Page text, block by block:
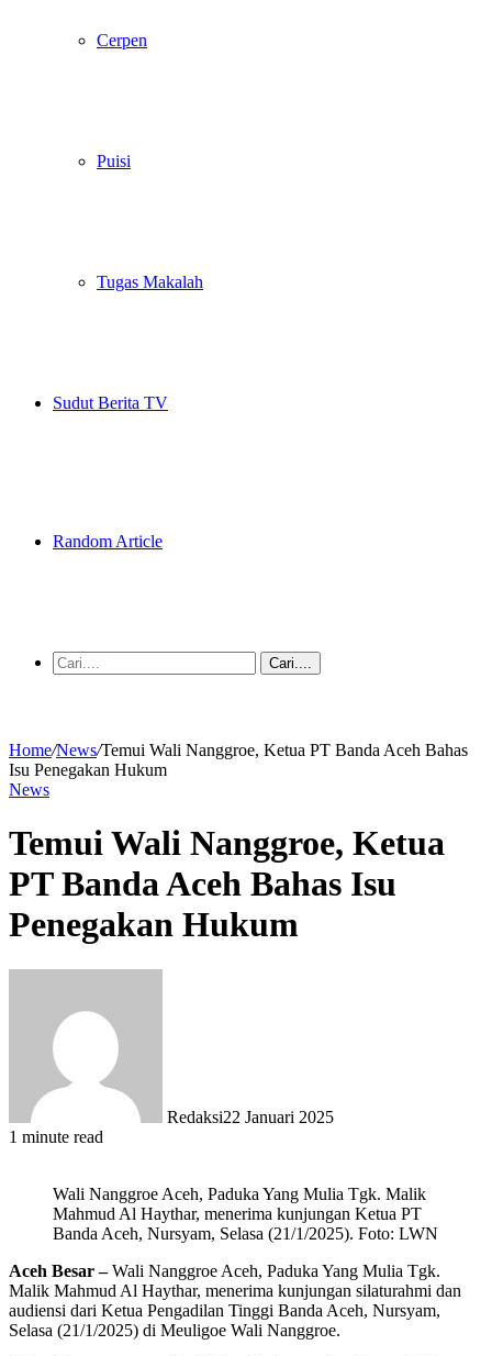
Cerpen
Puisi
Tugas Makalah
Sudut Berita TV
Random Article
Cari....
Home/News/Temui Wali Nanggroe, Ketua PT Banda Aceh Bahas
Isu Penegakan Hukum
News
Temui Wali Nanggroe, Ketua
PT Banda Aceh Bahas Isu
Penegakan Hukum
Redaksi22 Januari 2025
1 minute read
Wali Nanggroe Aceh, Paduka Yang Mulia Tgk. Malik
Mahmud Al Haythar, menerima kunjungan Ketua PT
Banda Aceh, Nursyam, Selasa (21/1/2025). Foto: LWN
Aceh Besar –Wali Nanggroe Aceh, Paduka Yang Mulia Tgk.
Malik Mahmud Al Haythar, menerima kunjungan silaturahmi dan
audiensi dari Ketua Pengadilan Tinggi Banda Aceh, Nursyam,
Selasa (21/1/2025) di Meuligoe Wali Nanggroe.